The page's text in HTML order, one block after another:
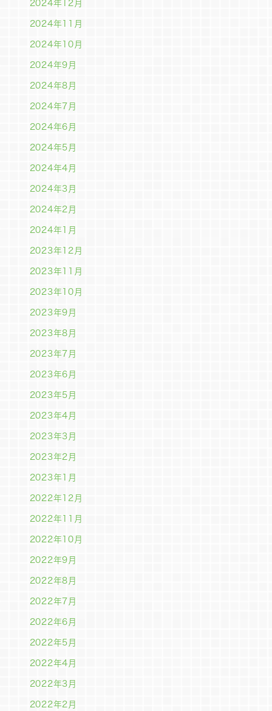
2024年12月
2024年11月
2024年10月
2024年9月
2024年8月
2024年7月
2024年6月
2024年5月
2024年4月
2024年3月
2024年2月
2024年1月
2023年12月
2023年11月
2023年10月
2023年9月
2023年8月
2023年7月
2023年6月
2023年5月
2023年4月
2023年3月
2023年2月
2023年1月
2022年12月
2022年11月
2022年10月
2022年9月
2022年8月
2022年7月
2022年6月
2022年5月
2022年4月
2022年3月
2022年2月